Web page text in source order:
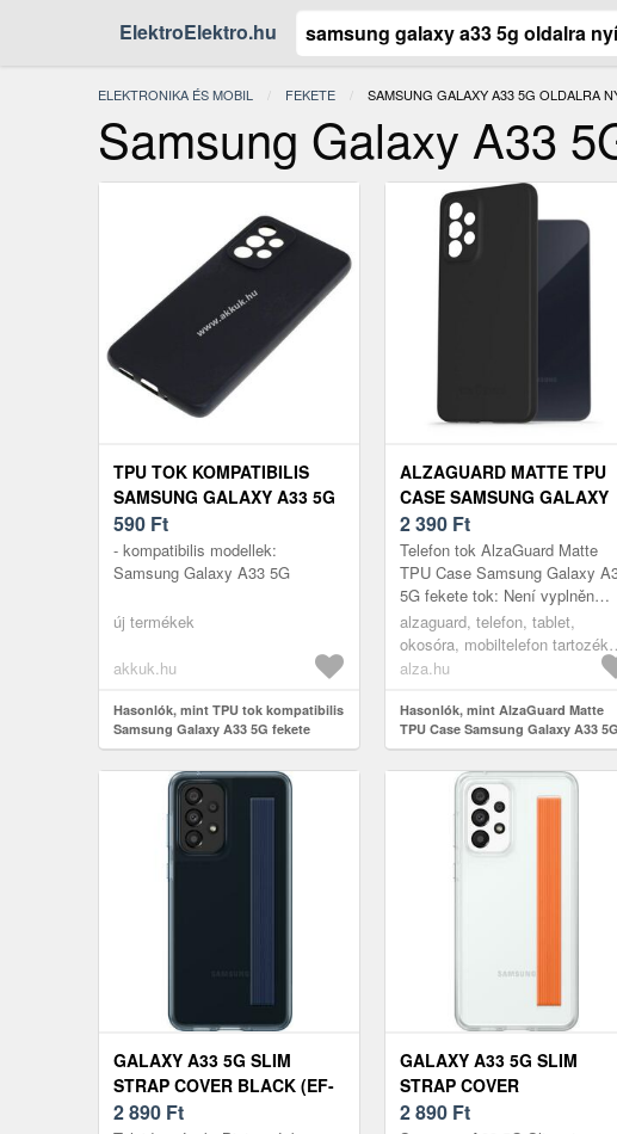
ElektroElektro.hu
ELEKTRONIKA ÉS MOBIL FEKETE JELENLEGI:
SAMSUNG GALAXY A33 5G OLDALRA
Samsung Galaxy A33
TPU TOK KOMPATIBILIS
SAMSUNG GALAXY A33 5G
FEKETE
590 Ft
- kompatibilis modellek:
Samsung Galaxy A33 5G
új termékek
akkuk.hu
Hasonlók, mint TPU tok kompatibilis
Samsung Galaxy A33 5G fekete
ALZAGUARD MATTE TPU
CASE SAMSUNG GALAXY
A33 5G FEKETE TOK
2 390 Ft
Telefon tok AlzaGuard Matte
TPU Case Samsung Galaxy
5G fekete tok: Není vyplněn
Alternativní text k fotografii!Az
AlzaGuard Matte TPU Case a
Sa...
alzaguard, telefon, tablet,
okosóra, mobiltelefon
tokok
alza.hu
Hasonlók, mint AlzaGuard Matte
TPU Case Samsung Galaxy A33 5G
fekete tok
GALAXY A33 5G SLIM
STRAP COVER BLACK (EF-
XA336CBEGWW)
2 890 Ft
GALAXY A33 5G SLIM
STRAP COVER
TRANSPARENT (EF-
2 890 Ft